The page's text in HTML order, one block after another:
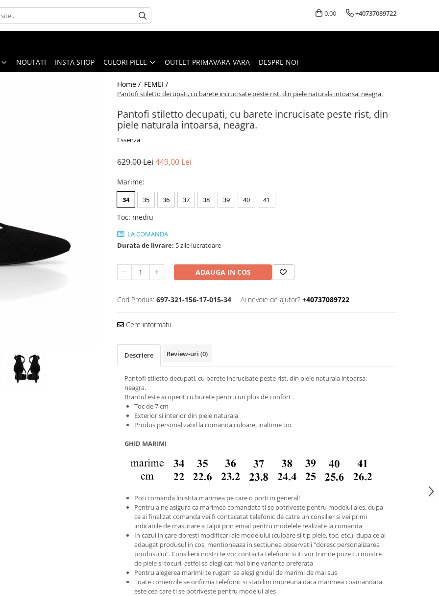
0,00 +40737089722
NOUTATI INSTA SHOP CULORI PIELE OUTLET PRIMAVARA-VARA DESPRE NOI
Home / FEMEI /
Pantofi stiletto decupati, cu barete incrucisate peste rist, din piele naturala intoarsa, neagra.
Pantofi stiletto decupati, cu barete incrucisate peste rist, din
piele naturala intoarsa, neagra.
Essenza
629,00 Lei449,00 Lei
Marime:
34 35 36 37 38 39 40 41
Toc: mediu
LA COMANDA
Durata de livrare: 5 zile lucratoare
ADAUGA IN COS
Cod Produs: 697-321-156-17-015-34 Ai nevoie de ajutor? +40737089722
Cere informatii
Descriere Review-uri (0)
Pantofi stiletto decupati, cu barete incrucisate peste rist, din piele naturala intoarsa,
neagra.
Brantul este acoperit cu burete pentru un plus de confort .
Toc de 7 cm
Exterior si interior din piele naturala
Produs personalizabil la comanda:culoare, inaltime toc
GHID MARIMI
Poti comanda linistita marimea pe care o porti in general!
Pentru a ne asigura ca marimea comandata ti se potriveste pentru modelul ales, dupa
ce ai finalizat comanda vei fi contacatat telefonic de catre un consilier si vei primi
indicatiile de masurare a talpii prin email pentru modelele realizate la comanda
In cazul in care doresti modificari ale modelului (culoare si tip piele, toc, etc.), dupa ce ai
adaugat produsul in cos, mentioneaza in sectiunea observatii "doresc personalizarea
produsului". Consilierii nostri te vor contacta telefonic si iti vor trimite poze cu mostre
de piele si tocuri, astfel sa alegi cat mai bine varianta preferata
Pentru alegerea marimii te rugam sa alegi ghidul de marimi de mai sus
Toate comenzile se onfirma telefonic si stabilim impreuna daca marimea coamandata
este cea care ti se potriveste pentru modelul ales